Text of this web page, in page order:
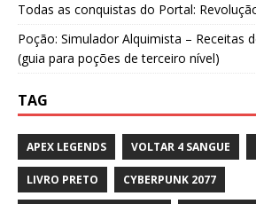
Todas as conquistas do Portal:
Poção: Simulador Alquimista – Receitas
(guia para poções de terceiro nível)
TAG
APEX LEGENDS VOLTAR 4 SANGUE
LIVRO PRETO CYBERPUNK 2077